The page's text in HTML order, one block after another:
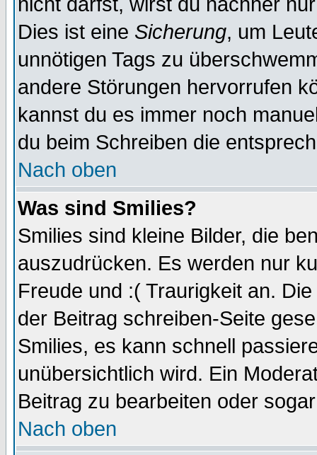
Dies ist eine Sicherung, um
unnötigen Tags zu
andere Störungen hervorrufen
kannst du es immer noch
du beim Schreiben die
Nach oben
Was sind Smilies?
Smilies sind kleine Bilder, die
auszudrücken. Es werden nur
Freude und :( Traurigkeit an.
der Beitrag schreiben-Seite
Smilies, es kann schnell
unübersichtlich wird. Ein
Beitrag zu bearbeiten oder
Nach oben